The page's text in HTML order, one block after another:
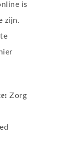
is
zijn.
Zorg